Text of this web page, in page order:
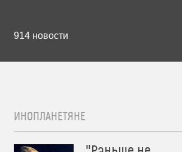
914новости
ИНОПЛАНЕТЯНЕ